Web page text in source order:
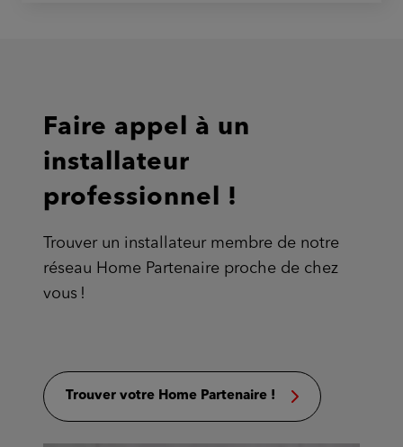
Faire appel à un
installateur
professionnel !
Trouver un installateur membre de notre
réseau Home Partenaire proche de chez
vous !
Trouver votre Home Partenaire !